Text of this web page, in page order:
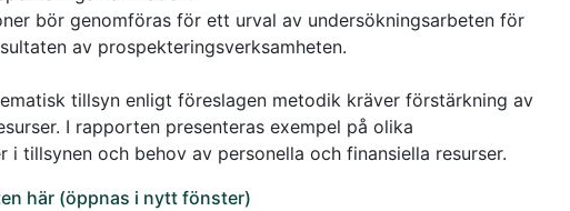
bör genomföras för ett urval av undersökningsarbeten för
av prospekteringsverksamheten.
tillsyn enligt föreslagen metodik kräver förstärkning av
I rapporten presenteras exempel på olika
i tillsynen och behov av personella och finansiella resurser.
här (öppnas i nytt fönster)